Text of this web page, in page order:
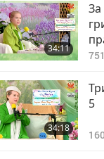
34:11
34:18
5